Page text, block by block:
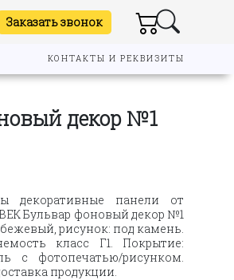
Заказать звонок
КОНТАКТЫ И РЕКВИЗИТЫ
декор №1
декоративные панели от
Бульвар фоновый декор №1
рисунок: под камень.
класс Г1. Покрытие:
с фотопечатью/рисунком.
продукции.